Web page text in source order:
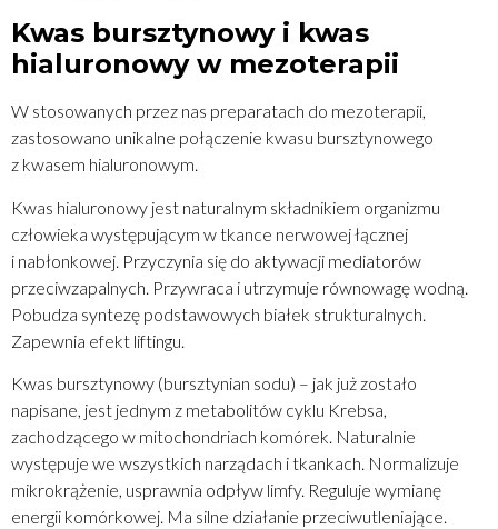
Kwas bursztynowy i kwas
hialuronowy w mezoterapii
W stosowanych przez nas preparatach do mezoterapii,
zastosowano unikalne połączenie kwasu bursztynowego
z kwasem hialuronowym.
Kwas hialuronowy jest naturalnym składnikiem organizmu
człowieka występującym w tkance nerwowej łącznej
i nabłonkowej. Przyczynia się do aktywacji mediatorów
przeciwzapalnych. Przywraca i utrzymuje równowagę wodną.
Pobudza syntezę podstawowych białek strukturalnych.
Zapewnia efekt liftingu.
Kwas bursztynowy (bursztynian sodu) – jak już zostało
napisane, jest jednym z metabolitów cyklu Krebsa,
zachodzącego w mitochondriach komórek. Naturalnie
występuje we wszystkich narządach i tkankach. Normalizuje
mikrokrążenie, usprawnia odpływ limfy. Reguluje wymianę
energii komórkowej. Ma silne działanie przeciwutleniające.